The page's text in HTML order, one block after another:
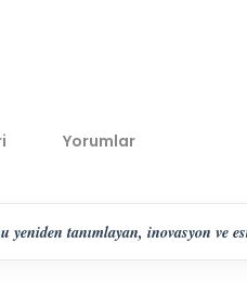
Yorumlar
tanımlayan, inovasyon ve